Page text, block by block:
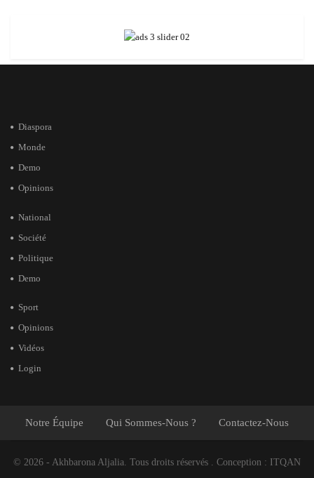
Diaspora
Monde
Demo
Opinions
National
Société
Politique
Demo
Sport
Opinions
Vidéos
Login
Notre Équipe Qui Sommes-Nous ? Contactez-Nous
© 2026 - Akhbarona Aljalia. Tous droits réservés . Conception : ITQAN